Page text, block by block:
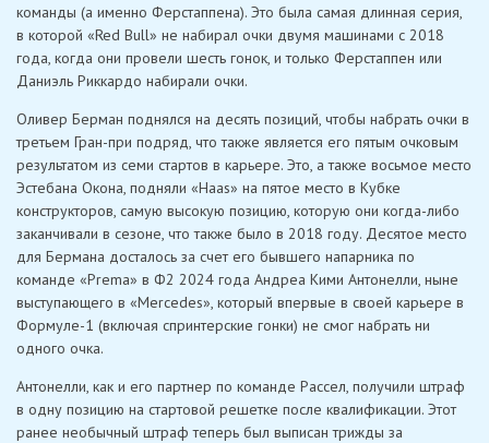
команды (а именно Ферстаппена). Это была самая длинная серия,
в которой «Red Bull» не набирал очки двумя машинами с 2018
года, когда они провели шесть гонок, и только Ферстаппен или
Даниэль Риккардо набирали очки.
Оливер Берман поднялся на десять позиций, чтобы набрать очки в
третьем Гран-при подряд, что также является его пятым очковым
результатом из семи стартов в карьере. Это, а также восьмое место
Эстебана Окона, подняли «Haas» на пятое место в Кубке
конструкторов, самую высокую позицию, которую они когда-либо
заканчивали в сезоне, что также было в 2018 году. Десятое место
для Бермана досталось за счет его бывшего напарника по
команде «Prema» в Ф2 2024 года Андреа Кими Антонелли, ныне
выступающего в «Mercedes», который впервые в своей карьере в
Формуле-1 (включая спринтерские гонки) не смог набрать ни
одного очка.
Антонелли, как и его партнер по команде Рассел, получили штраф
в одну позицию на стартовой решетке после квалификации. Этот
ранее необычный штраф теперь был выписан трижды за